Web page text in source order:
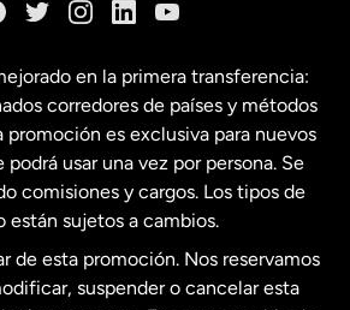
Unidos English
Unidos Español
en la primera transferencia:
corredores de países y métodos
promoción es exclusiva para nuevos
usar una vez por persona. Se
comisiones y cargos. Los tipos de
están sujetos a cambios.
de esta promoción. Nos reservamos
suspender o cancelar esta